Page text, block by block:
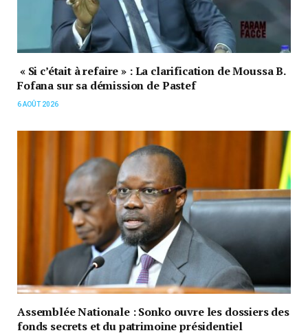
« Si c’était à refaire » : La clarification de Moussa B.
Fofana sur sa démission de Pastef
6 AOÛT 2026
Assemblée Nationale : Sonko ouvre les dossiers des
fonds secrets et du patrimoine présidentiel